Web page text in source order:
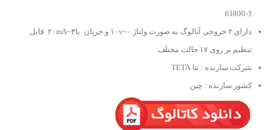
61800-3
دارای ۲ خروجی آنالوگ به صورت ولتاژ ۰~۱۰v و جریان یا۴~۲۰mA قابل
تنظیم بر روی ۱۷ حالت مختلف
شرکت سازنده : تتا TETA
کشور سازنده : چین